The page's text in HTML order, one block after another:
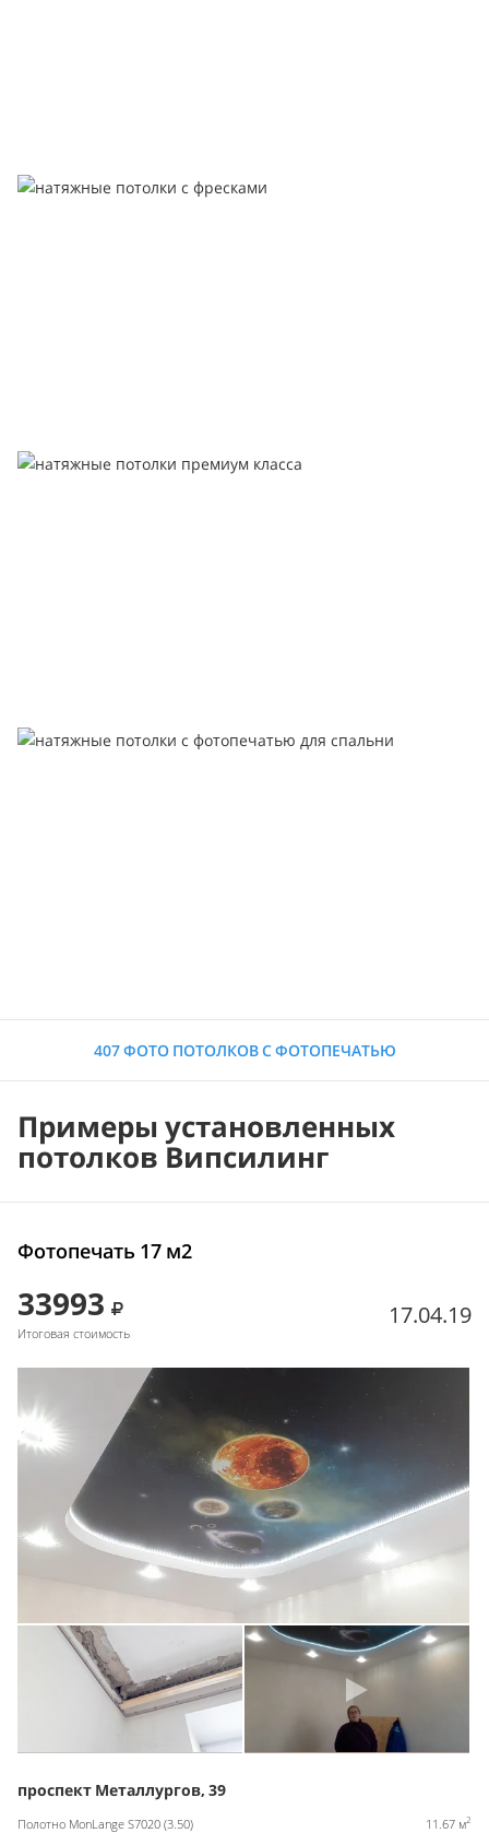
407 ФОТО ПОТОЛКОВ С ФОТОПЕЧАТЬЮ
Примеры установленных
потолков Випсилинг
Фотопечать 17 м2
33993
Итоговая стоимость
17.04.19
проспект Металлургов, 39
Полотно MonLange S7020 (3.50) 11.67 м2